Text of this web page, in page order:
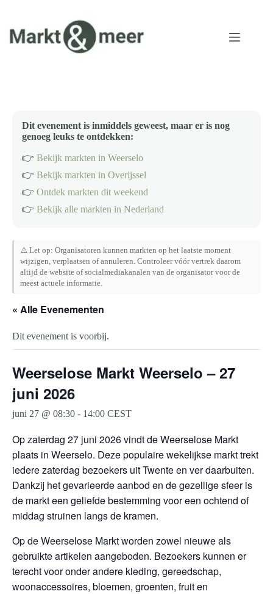
inhoud
Dit evenement is inmiddels geweest, maar er is nog
genoeg leuks te ontdekken:
👉 Bekijk markten in Weerselo
👉 Bekijk markten in Overijssel
👉 Ontdek markten dit weekend
👉 Bekijk alle markten in Nederland
⚠️ Let op: Organisatoren kunnen markten op het laatste moment
wijzigen, verplaatsen of annuleren. Controleer vóór vertrek daarom
altijd de website of socialmediakanalen van de organisator voor de
meest actuele informatie.
« Alle Evenementen
Dit evenement is voorbij.
Weerselose Markt Weerselo – 27
juni 2026
juni 27 @ 08:30 - 14:00 CEST
Op zaterdag 27 juni 2026 vindt de Weerselose Markt
plaats in Weerselo. Deze populaire wekelijkse markt trekt
iedere zaterdag bezoekers uit Twente en ver daarbuiten.
Dankzij het gevarieerde aanbod en de gezellige sfeer is
de markt een geliefde bestemming voor een ochtend of
middag struinen langs de kramen.
Op de Weerselose Markt worden zowel nieuwe als
gebruikte artikelen aangeboden. Bezoekers kunnen er
terecht voor onder andere kleding, gereedschap,
woonaccessoires, bloemen, groenten, fruit en